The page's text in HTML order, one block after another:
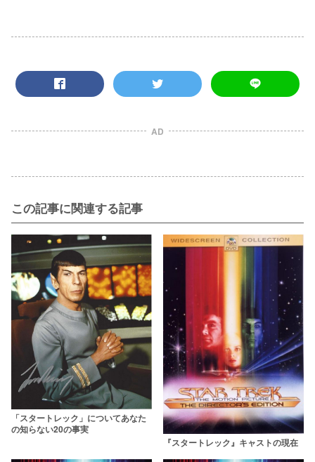
AD
この記事に関連する記事
「スタートレック」についてあなた
の知らない20の事実
『スタートレック』キャストの現在